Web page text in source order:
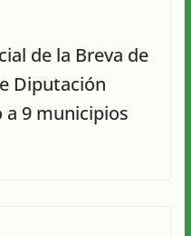
de la Breva de
Diputación
9 municipios